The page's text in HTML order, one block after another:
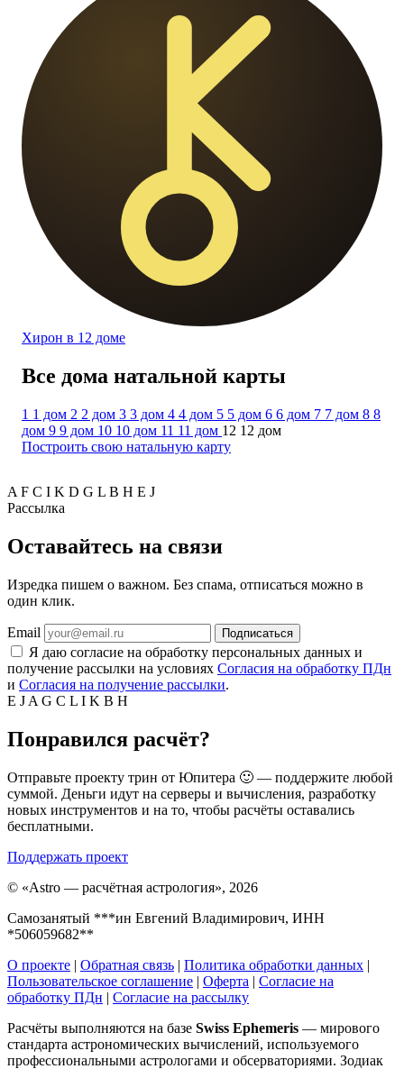
Хирон в 12 доме
Все дома натальной карты
1 1 дом 2 2 дом 3 3 дом 4 4 дом 5 5 дом 6 6 дом 7 7 дом 8 8
дом 9 9 дом 10 10 дом 11 11 дом 12 12 дом
Построить свою натальную карту
A F C I K D G L B H E J
Рассылка
Оставайтесь на связи
Изредка пишем о важном. Без спама, отписаться можно в
один клик.
Email Подписаться
Я даю согласие на обработку персональных данных и
получение рассылки на условиях Согласия на обработку ПДн
и Согласия на получение рассылки.
E J A G C L I K B H
Понравился расчёт?
Отправьте проекту трин от Юпитера 🙂 — поддержите любой
суммой. Деньги идут на серверы и вычисления, разработку
новых инструментов и на то, чтобы расчёты оставались
бесплатными.
Поддержать проект
© «Astro — расчётная астрология», 2026
Самозанятый ***ин Евгений Владимирович, ИНН
*506059682**
О проекте | Обратная связь | Политика обработки данных |
Пользовательское соглашение | Оферта | Согласие на
обработку ПДн | Согласие на рассылку
Расчёты выполняются на базе Swiss Ephemeris — мирового
стандарта астрономических вычислений, используемого
профессиональными астрологами и обсерваториями. Зодиак